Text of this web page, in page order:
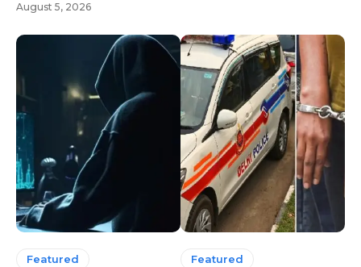
August 5, 2026
Featured Featured